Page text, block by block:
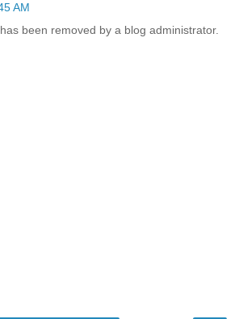
AM
been removed by a blog administrator.